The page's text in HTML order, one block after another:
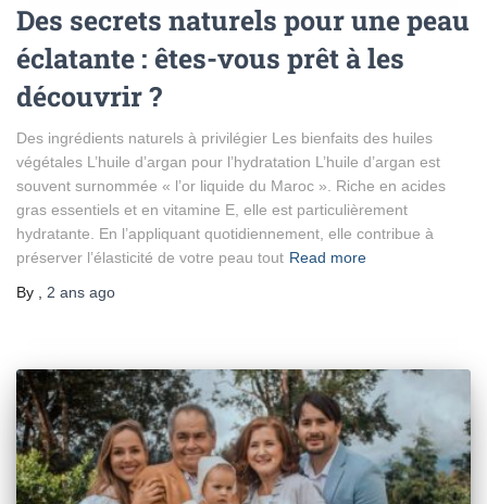
Des secrets naturels pour une peau
éclatante : êtes-vous prêt à les
découvrir ?
Des ingrédients naturels à privilégier Les bienfaits des huiles
végétales L’huile d’argan pour l’hydratation L’huile d’argan est
souvent surnommée « l’or liquide du Maroc ». Riche en acides
gras essentiels et en vitamine E, elle est particulièrement
hydratante. En l’appliquant quotidiennement, elle contribue à
préserver l’élasticité de votre peau tout Read more
By
2 ans ago